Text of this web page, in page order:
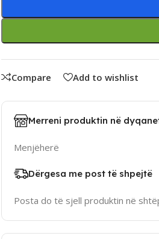
Compare Add to wishlist
Merreni produktin në
Menjëherë
Dërgesa me post të shpejtë
Posta do të sjell produktin në